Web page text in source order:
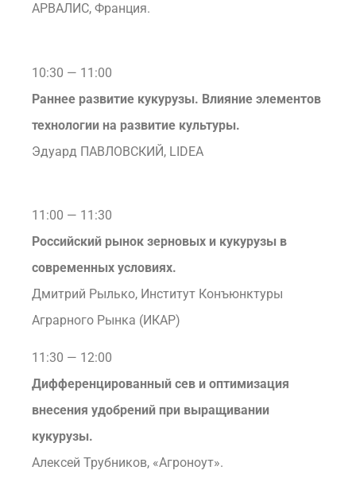
АРВАЛИС, Франция.
10:30 — 11:00
Раннее развитие кукурузы. Влияние элементов
технологии на развитие культуры.
Эдуард ПАВЛОВСКИЙ, LIDEA
11:00 — 11:30
Российский рынок зерновых и кукурузы в
современных условиях.
Дмитрий Рылько, Институт Конъюнктуры
Аграрного Рынка (ИКАР)
11:30 — 12:00
Дифференцированный сев и оптимизация
внесения удобрений при выращивании
кукурузы.
Алексей Трубников, «Агроноут».